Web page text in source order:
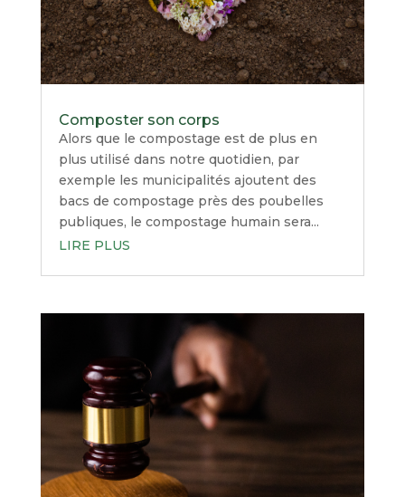
Composter son corps
Alors que le compostage est de plus en
plus utilisé dans notre quotidien, par
exemple les municipalités ajoutent des
bacs de compostage près des poubelles
publiques, le compostage humain sera...
LIRE PLUS